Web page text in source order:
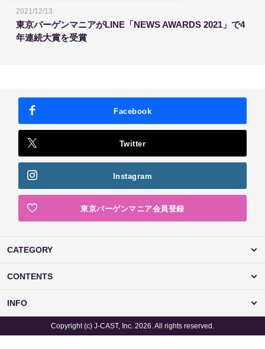
2021/12/13
東京バーゲンマニアがLINE「NEWS AWARDS 2021」で4
年連続大賞を受賞
Facebook
Twitter
Instagram
東京バーゲンマニア会員登録
CATEGORY
CONTENTS
INFO
Copyright (c) J-CAST, Inc. 2026. All rights reserved.